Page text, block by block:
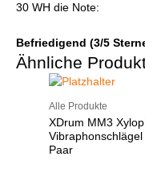
30 WH die Note:
Befriedigend (3/5
Ähnliche
Alle Produkte
XDrum MM3
Vibraphonschlägel
Paar